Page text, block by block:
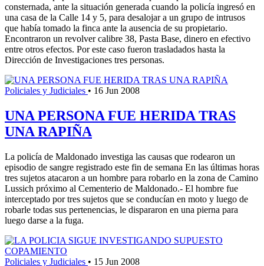
consternada, ante la situación generada cuando la policía ingresó en
una casa de la Calle 14 y 5, para desalojar a un grupo de intrusos
que había tomado la finca ante la ausencia de su propietario.
Encontraron un revolver calibre 38, Pasta Base, dinero en efectivo
entre otros efectos. Por este caso fueron trasladados hasta la
Dirección de Investigaciones tres personas.
Policiales y Judiciales • 16 Jun 2008
UNA PERSONA FUE HERIDA TRAS
UNA RAPIÑA
La policía de Maldonado investiga las causas que rodearon un
episodio de sangre registrado este fin de semana En las últimas horas
tres sujetos atacaron a un hombre para robarlo en la zona de Camino
Lussich próximo al Cementerio de Maldonado.- El hombre fue
interceptado por tres sujetos que se conducían en moto y luego de
robarle todas sus pertenencias, le dispararon en una pierna para
luego darse a la fuga.
Policiales y Judiciales • 15 Jun 2008